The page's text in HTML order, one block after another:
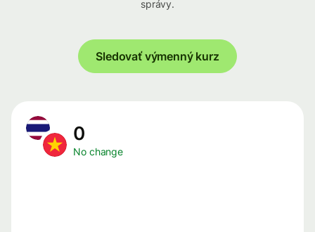
správy.
Sledovať výmenný kurz
0
No change